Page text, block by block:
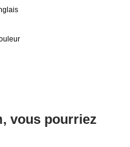
vous pourriez